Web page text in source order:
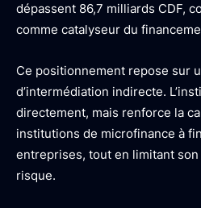
dépassent 86,7 milliards CDF,
comme catalyseur du
Ce positionnement repose sur
d’intermédiation indirecte.
directement, mais renforce la
institutions de microfinance à
entreprises, tout en limitant
risque.